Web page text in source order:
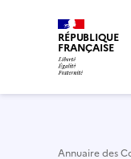
RÉPUBLIQUE
FRANÇAISE
Annuaire des